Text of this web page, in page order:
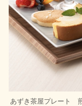
あずき茶屋プレート